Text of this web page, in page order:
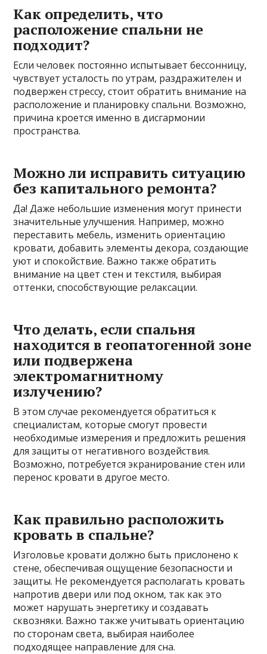
Как определить‚ что
расположение спальни не
подходит?
Если человек постоянно испытывает бессонницу‚
чувствует усталость по утрам‚ раздражителен и
подвержен стрессу‚ стоит обратить внимание на
расположение и планировку спальни. Возможно‚
причина кроется именно в дисгармонии
пространства.
Можно ли исправить ситуацию
без капитального ремонта?
Да! Даже небольшие изменения могут принести
значительные улучшения. Например‚ можно
переставить мебель‚ изменить ориентацию
кровати‚ добавить элементы декора‚ создающие
уют и спокойствие. Важно также обратить
внимание на цвет стен и текстиля‚ выбирая
оттенки‚ способствующие релаксации.
Что делать‚ если спальня
находится в геопатогенной зоне
или подвержена
электромагнитному
излучению?
В этом случае рекомендуется обратиться к
специалистам‚ которые смогут провести
необходимые измерения и предложить решения
для защиты от негативного воздействия.
Возможно‚ потребуется экранирование стен или
перенос кровати в другое место.
Как правильно расположить
кровать в спальне?
Изголовье кровати должно быть прислонено к
стене‚ обеспечивая ощущение безопасности и
защиты. Не рекомендуется располагать кровать
напротив двери или под окном‚ так как это
может нарушать энергетику и создавать
сквозняки. Важно также учитывать ориентацию
по сторонам света‚ выбирая наиболее
подходящее направление для сна.